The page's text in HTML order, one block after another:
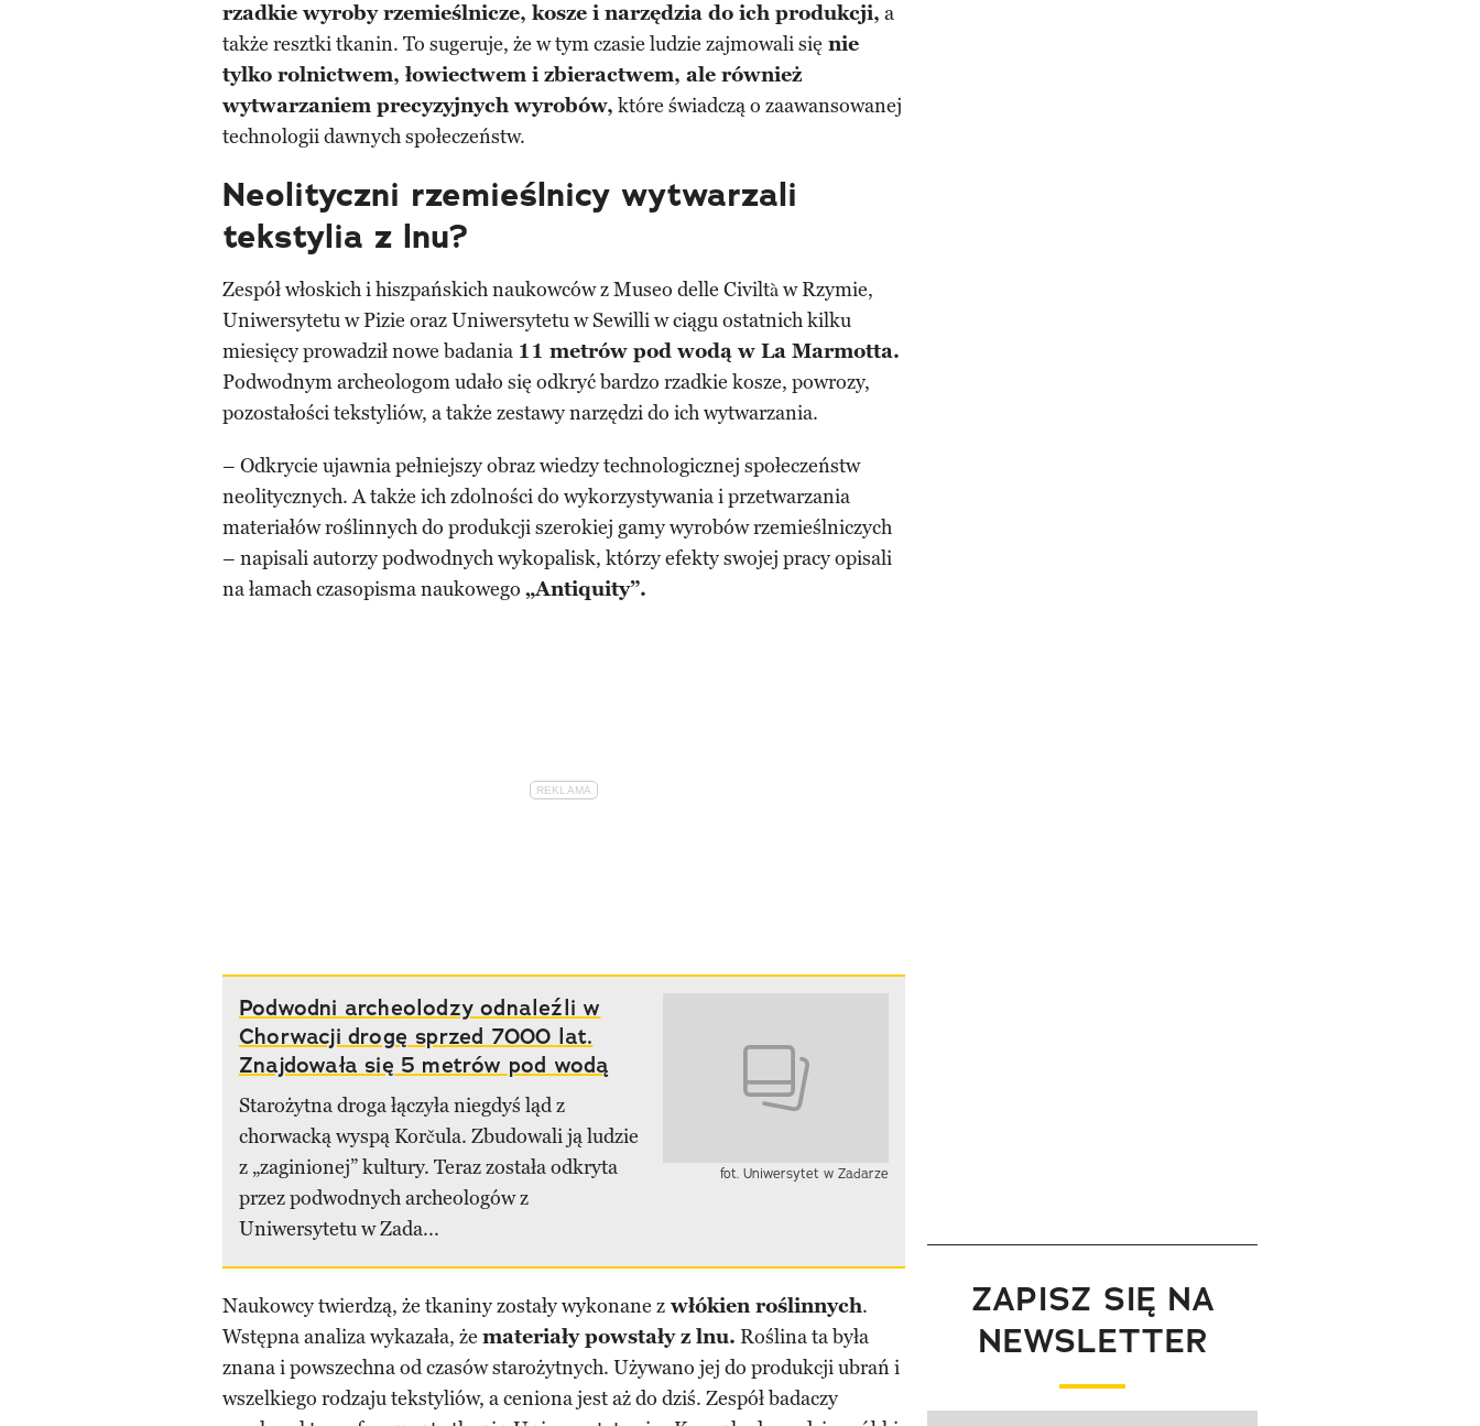
rzadkie wyroby rzemieślnicze, kosze i narzędzia do ich produkcji, a
także resztki tkanin. To sugeruje, że w tym czasie ludzie zajmowali się nie
tylko rolnictwem, łowiectwem i zbieractwem, ale również
wytwarzaniem precyzyjnych wyrobów, które świadczą o zaawansowanej
technologii dawnych społeczeństw.
Neolityczni rzemieślnicy wytwarzali
tekstylia z lnu?
Zespół włoskich i hiszpańskich naukowców z Museo delle Civiltà w Rzymie,
Uniwersytetu w Pizie oraz Uniwersytetu w Sewilli w ciągu ostatnich kilku
miesięcy prowadził nowe badania 11 metrów pod wodą w La Marmotta.
Podwodnym archeologom udało się odkryć bardzo rzadkie kosze, powrozy,
pozostałości tekstyliów, a także zestawy narzędzi do ich wytwarzania.
– Odkrycie ujawnia pełniejszy obraz wiedzy technologicznej społeczeństw
neolitycznych. A także ich zdolności do wykorzystywania i przetwarzania
materiałów roślinnych do produkcji szerokiej gamy wyrobów rzemieślniczych
– napisali autorzy podwodnych wykopalisk, którzy efekty swojej pracy opisali
na łamach czasopisma naukowego „Antiquity”.
Podwodni archeolodzy odnaleźli w
Chorwacji drogę sprzed 7000 lat.
Znajdowała się 5 metrów pod wodą
Starożytna droga łączyła niegdyś ląd z
chorwacką wyspą Korčula. Zbudowali ją ludzie
z „zaginionej” kultury. Teraz została odkryta
przez podwodnych archeologów z
Uniwersytetu w Zada...
fot. Uniwersytet w Zadarze
Naukowcy twierdzą, że tkaniny zostały wykonane z włókien roślinnych.
Wstępna analiza wykazała, że materiały powstały z lnu. Roślina ta była
znana i powszechna od czasów starożytnych. Używano jej do produkcji ubrań i
wszelkiego rodzaju tekstyliów, a ceniona jest aż do dziś. Zespół badaczy
ZAPISZ SIĘ NA
NEWSLETTER